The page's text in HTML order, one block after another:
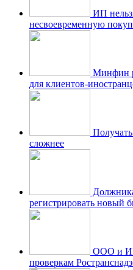
ИП
несвоевременную
Минфин
для клиентов-
сложнее
регистрировать новый
ООО и ИП
проверкам